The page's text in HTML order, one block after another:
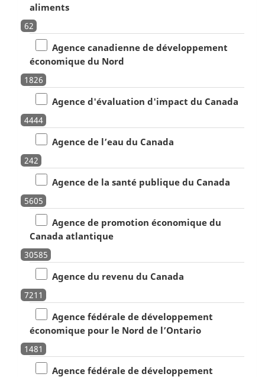
aliments
62
Agence canadienne de développement
économique du Nord
1826
Agence d'évaluation d'impact du Canada
4444
Agence de l’eau du Canada
242
Agence de la santé publique du Canada
5605
Agence de promotion économique du
Canada atlantique
30585
Agence du revenu du Canada
7211
Agence fédérale de développement
économique pour le Nord de l’Ontario
1481
Agence fédérale de développement